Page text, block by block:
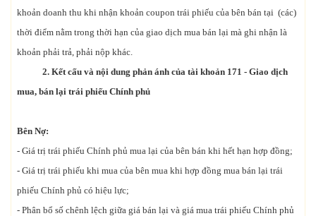
khoản doanh thu khi nhận khoản coupon trái phiếu của bên bán tại (các)
thời điểm nằm trong thời hạn của giao dịch mua bán lại mà ghi nhận là
khoản phải trả, phải nộp khác.
2. Kết cấu và nội dung phản ánh của tài khoản 171 - Giao dịch
mua, bán lại trái phiếu Chính phủ
Bên Nợ:
- Giá trị trái phiếu Chính phủ mua lại của bên bán khi hết hạn hợp đồng;
- Giá trị trái phiếu khi mua của bên mua khi hợp đồng mua bán lại trái
phiếu Chính phủ có hiệu lực;
- Phân bổ số chênh lệch giữa giá bán lại và giá mua trái phiếu Chính phủ